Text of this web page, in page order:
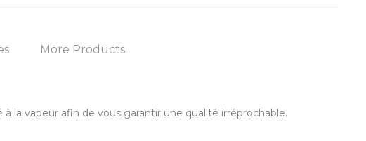
More Products
la vapeur afin de vous garantir une qualité irréprochable.